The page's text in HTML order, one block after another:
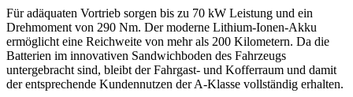
Für adäquaten Vortrieb sorgen bis zu 70 kW Leistung und ein
Drehmoment von 290 Nm. Der moderne Lithium-Ionen-Akku
ermöglicht eine Reichweite von mehr als 200 Kilometern. Da die
Batterien im innovativen Sandwichboden des Fahrzeugs
untergebracht sind, bleibt der Fahrgast- und Kofferraum und damit
der entsprechende Kundennutzen der A-Klasse vollständig erhalten.